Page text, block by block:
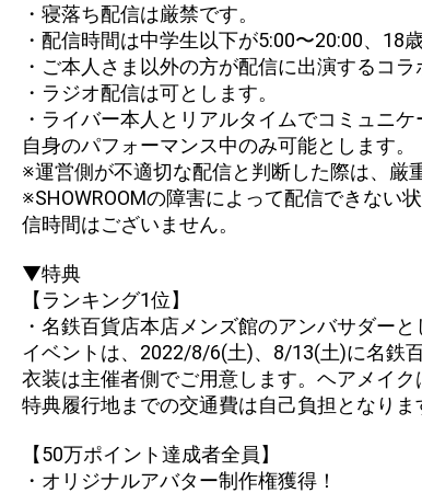
・寝落ち配信は厳禁です。
・配信時間は中学生以下が5:00〜20:00、18
・ご本人さま以外の方が配信に出演するコ
・ラジオ配信は可とします。
・ライバー本人とリアルタイムでコミュニ
自身のパフォーマンス中のみ可能とします。
※運営側が不適切な配信と判断した際は、厳
※SHOWROOMの障害によって配信できな
信時間はございません。
▼特典
【ランキング1位】
・名鉄百貨店本店メンズ館のアンバサダー
イベントは、2022/8/6(土)、8/13(土)に名鉄
衣装は主催者側でご用意します。ヘアメイク
特典履行地までの交通費は自己負担となりま
【50万ポイント達成者全員】
・オリジナルアバター制作権獲得！